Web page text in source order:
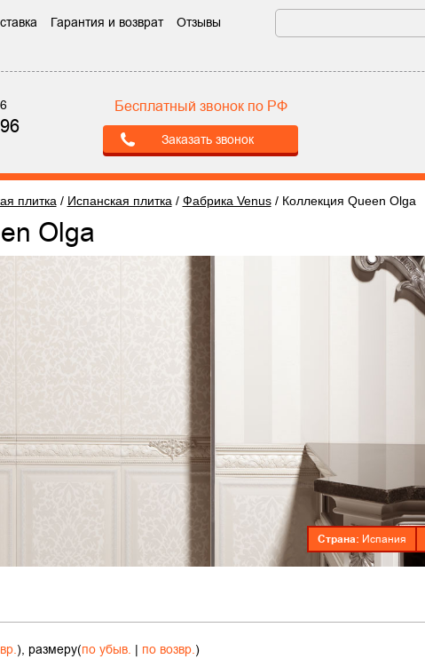
Гарантия и возврат
Отзывы
Бесплатный звонок по РФ
Заказать звонок
плитка / Испанская плитка / Фабрика Venus/ Коллекция Queen Olga
Olga
Страна: Испания
), размеру(по убыв. | по возвр.)